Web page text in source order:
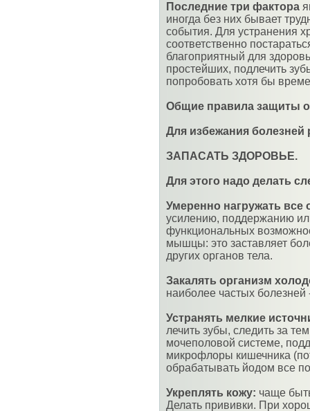
Последние три фактора
иногда без них бывает
события. Для устранения
соответственно
благоприятный для
простейших, подлечить
попробовать хотя бы
Общие правила защиты
Для избежания
ЗАПАСАТЬ ЗДОРОВЬЕ.
Для этого надо делать
Умеренно нагружать все
усилению, поддержанию
функциональных
мышцы: это заставляет
других органов тела.
Закалять организм
наиболее частых болезней
Устранять мелкие
лечить зубы, следить за
мочеполовой системе,
микрофлоры кишечника
обрабатывать йодом все
Укреплять кожу: чаще
Делать прививки. При